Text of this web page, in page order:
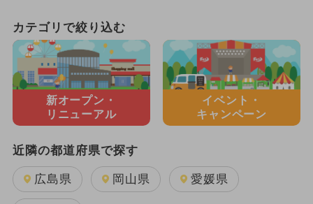
カテゴリで絞り込む
新オープン・
リニューアル
イベント・
キャンペーン
近隣の都道府県で探す
広島県 岡山県 愛媛県